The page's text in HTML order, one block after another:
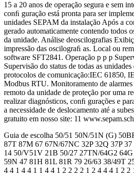
15 a 20 anos de operação segura e sem
conﬁ guração está pronta para ser
unidades SEPAM da instalação Após a
gerado automaticamente contendo todos
da unidade. Análise deoscilografias
impressão das oscilograﬁ as. Local ou
software SFT2841. Operação p p p
Supervisão do status de todas as
protocolos de comunicação:IEC 61850,
Modbus RTU. Monitoramento de
remoto da unidade de proteção por uma
realizar diagnósticos, conﬁ gurações e
a necessidade de deslocamento até a
gratuito em nosso site: 11
Guia de escolha 50/51 50N/51N (G)
87T 87M 67 67N/67NC 32P 32Q 37P
14 50/V51V 21B 50/27 27TN/64G2
59N 47 81H 81L 81R 79 26/63 38/49T
4 4 1 4 4 1 1 4 4 1 2 2 2 2 1 2 4 4 4 1 2 2